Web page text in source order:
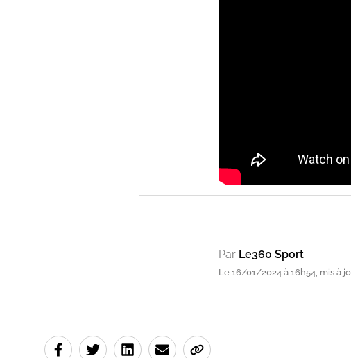
Par Le360 Sport
Le 16/01/2024 à 16h54, mis à